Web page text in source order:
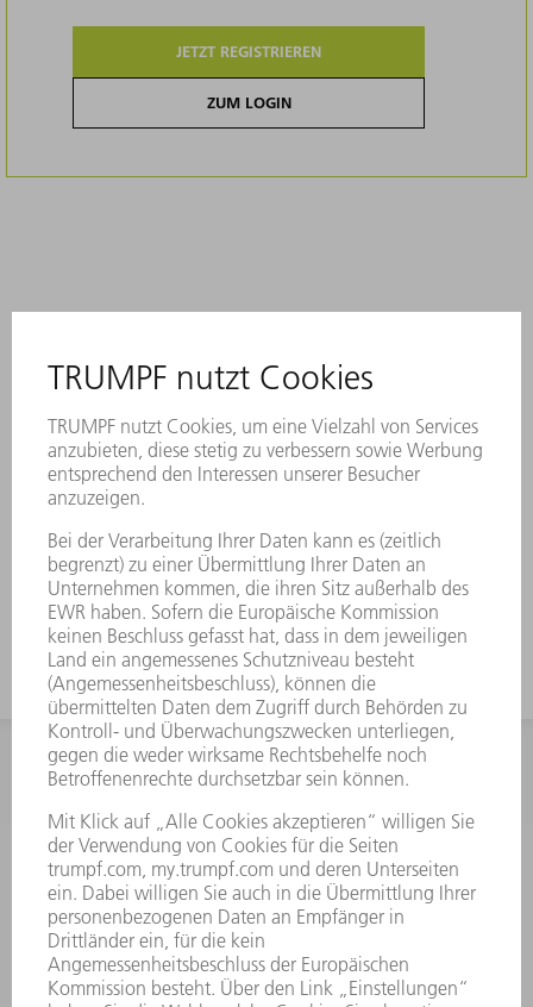
JETZT REGISTRIEREN
ZUM LOGIN
INFORMATION
Häufig gestellte Fragen
Allgemeine Geschäftsbedingungen
KONTAKT
After Sales
+43722160396550
Mo - Do: 08:00 -17:30 Uhr
Fr: 08:00 -16:30 Uhr